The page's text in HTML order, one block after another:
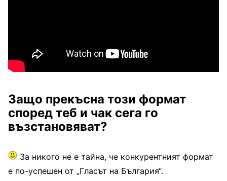
Защо прекъсна този формат
според теб и чак сега го
възстановяват?
За никого не е тайна, че конкурентният формат
е по-успешен от „Гласът на България“.